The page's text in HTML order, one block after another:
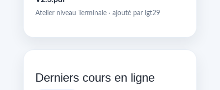
Atelier niveau Terminale · ajouté par lgt29
Derniers cours en ligne